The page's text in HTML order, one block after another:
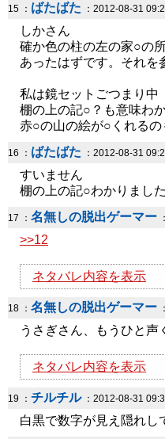
15 ： ばたばた ：2012-08-31
しかさん
確か色の柱の左の家○の
あったはずです。それを
私は鏡セットごつまり中
棚の上の記○？も意味わ
赤○の山の絵が○くれる
16 ： ばたばた ：2012-08-31
すいません
棚の上の記○わかりました
17 ： 名無しの脱出ゲーマー
>>12
ネタバレ内容を表示
18 ： 名無しの脱出ゲーマー
うさぎさん、もうひと声
ネタバレ内容を表示
19 ： チルチル：2012-08-31
白黒で数字が見え隠れし